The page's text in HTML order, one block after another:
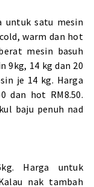
untuk satu mesin
warm dan hot
mesin basuh
9kg, 14 kg dan 20
je 14 kg. Harga
dan hot RM8.50.
baju penuh nad
Harga untuk
nak tambah